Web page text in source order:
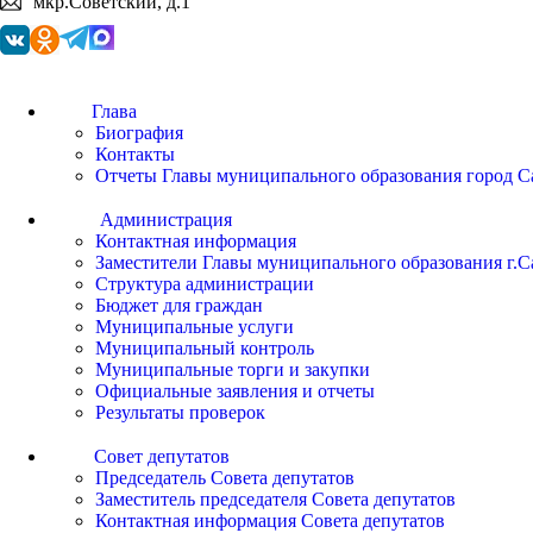
Глава
Биография
Контакты
Отчеты Главы муниципального образования город
Администрация
Контактная информация
Заместители Главы муниципального образования
Структура администрации
Бюджет для граждан
Муниципальные услуги
Муниципальный контроль
Муниципальные торги и закупки
Официальные заявления и отчеты
Результаты проверок
Совет депутатов
Председатель Совета депутатов
Заместитель председателя Совета депутатов
Контактная информация Совета депутатов